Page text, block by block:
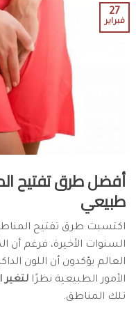
27
فبراير
أفضل طرق تفتيح
طبيعي
اكتسبت طرق تفتيح
السنوات الأخيرة، فرغم أن
العالم يؤكدون أن اللون
الأمور الطبيعية نظرًا لتغير
تلك المناطق.